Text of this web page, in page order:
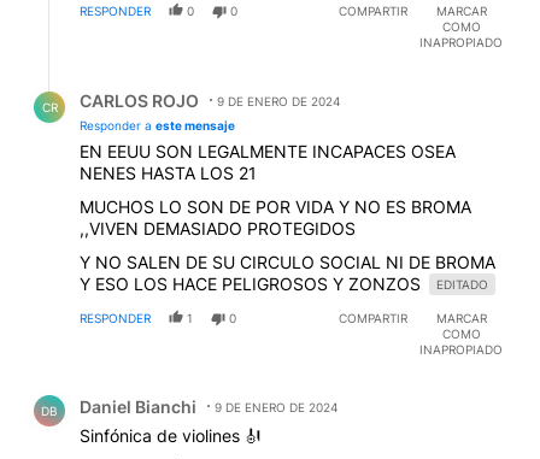
RESPONDER 0 0 COMPARTIR
MARCAR
COMO
INAPROPIADO
CR CARLOS ROJO
9 DE ENERO DE 2024
Responder a este mensaje
EN EEUU SON LEGALMENTE INCAPACES OSEA
NENES HASTA LOS 21
MUCHOS LO SON DE POR VIDA Y NO ES BROMA
,,VIVEN DEMASIADO PROTEGIDOS
Y NO SALEN DE SU CIRCULO SOCIAL NI DE BROMA
Y ESO LOS HACE PELIGROSOS Y ZONZOS
EDITADO
RESPONDER 1 0 COMPARTIR
MARCAR
COMO
INAPROPIADO
DB Daniel Bianchi 9 DE ENERO DE 2024
Sinfónica de violines 🎻